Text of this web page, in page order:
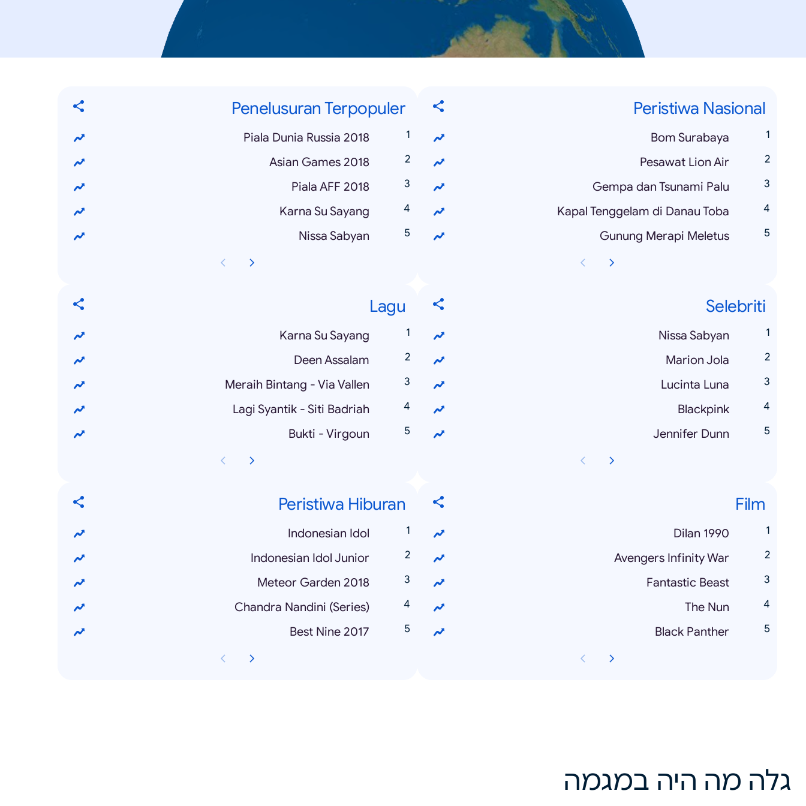
Peristiwa Nasional
Bom Surabaya
Pesawat Lion Air
Gempa dan Tsunami Palu
Kapal Tenggelam di Danau Toba
Gunung Merapi Meletus
Penelusuran Terpopuler
Piala Dunia Russia 2018
Asian Games 2018
Piala AFF 2018
Karna Su Sayang
Nissa Sabyan
Selebriti
Nissa Sabyan
Marion Jola
Lucinta Luna
Blackpink
Jennifer Dunn
Lagu
Karna Su Sayang
Deen Assalam
Meraih Bintang - Via Vallen
Lagi Syantik - Siti Badriah
Bukti - Virgoun
Film
Dilan 1990
Avengers Infinity War
Fantastic Beast
The Nun
Black Panther
Peristiwa Hiburan
Indonesian Idol
Indonesian Idol Junior
Meteor Garden 2018
Chandra Nandini (Series)
Best Nine 2017
גלה מה היה במגמה